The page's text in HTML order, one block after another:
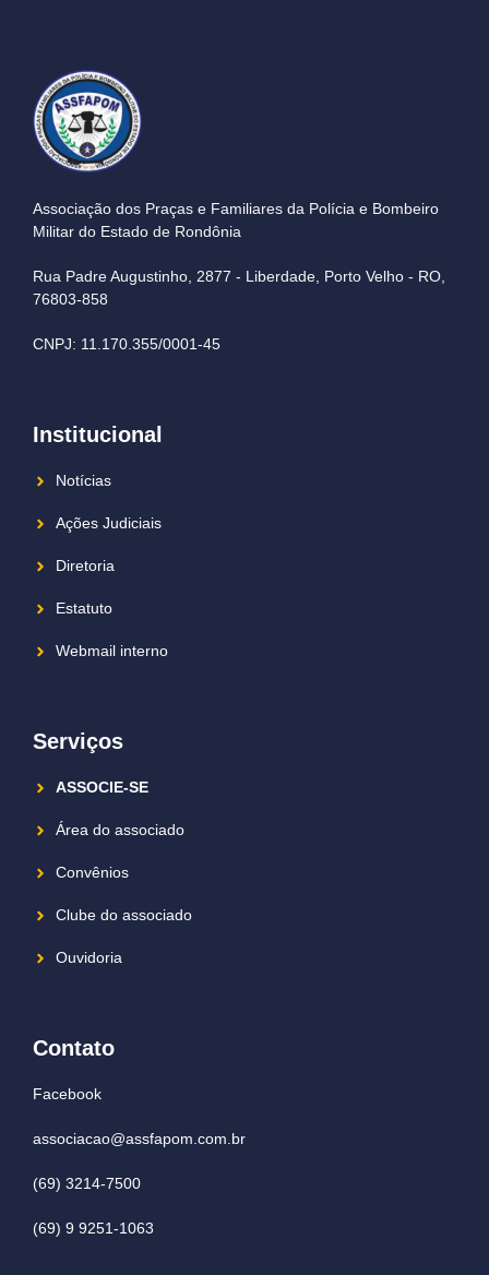
Associação dos Praças e Familiares da Polícia e Bombeiro
Militar do Estado de Rondônia
Rua Padre Augustinho, 2877 - Liberdade, Porto Velho - RO,
76803-858
CNPJ: 11.170.355/0001-45
Institucional
Notícias
Ações Judiciais
Diretoria
Estatuto
Webmail interno
Serviços
ASSOCIE-SE
Área do associado
Convênios
Clube do associado
Ouvidoria
Contato
Facebook
associacao@assfapom.com.br
(69) 3214-7500
(69) 9 9251-1063